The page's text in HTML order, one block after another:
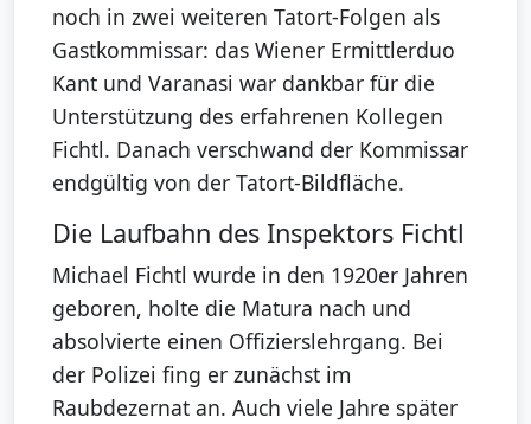
noch in zwei weiteren Tatort-Folgen als
Gastkommissar: das Wiener Ermittlerduo
Kant und Varanasi war dankbar für die
Unterstützung des erfahrenen Kollegen
Fichtl. Danach verschwand der Kommissar
endgültig von der Tatort-Bildfläche.
Die Laufbahn des Inspektors Fichtl
Michael Fichtl wurde in den 1920er Jahren
geboren, holte die Matura nach und
absolvierte einen Offizierslehrgang. Bei
der Polizei fing er zunächst im
Raubdezernat an. Auch viele Jahre später